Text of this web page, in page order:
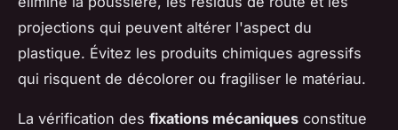
projections qui peuvent altérer l'aspect du
plastique. Évitez les produits chimiques agressifs
qui risquent de décolorer ou fragiliser le matériau.
La vérification des fixations mécaniques constitue